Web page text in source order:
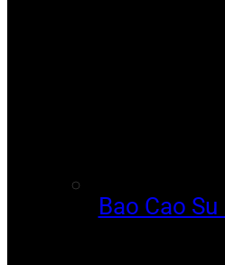
Bao Cao